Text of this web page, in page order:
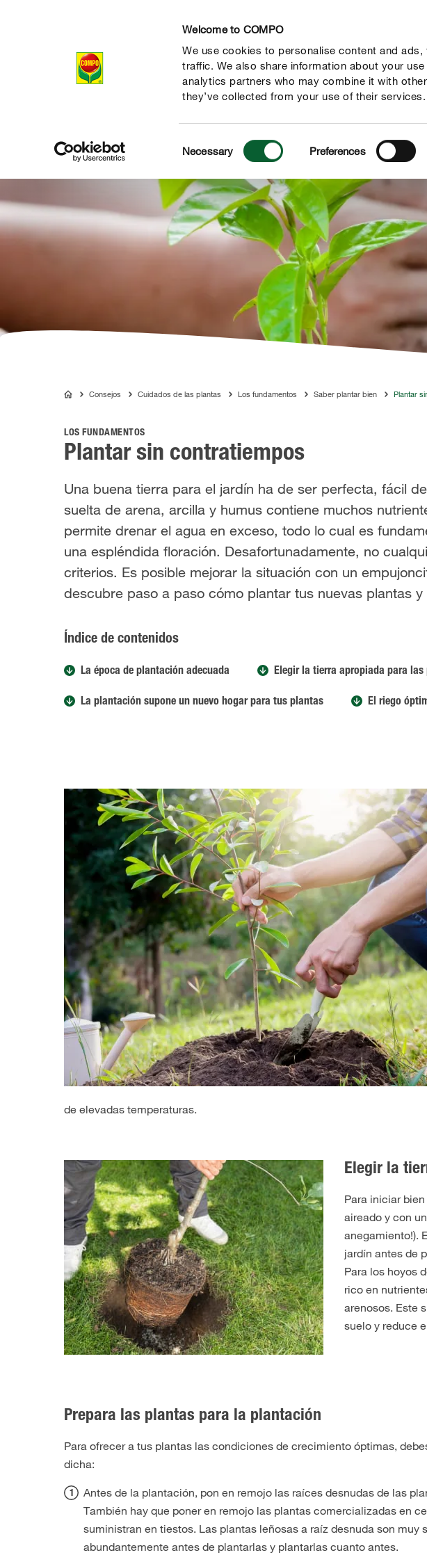
Welcome to COMPO
We use cookies to personalise content and
traffic. We also share information about your
analytics partners who may combine it with
they’ve collected from your use of their services.
Selection
Necessary Preferences
Productos Consejos Mundo Compo
COMPOConsejos Cuidados de las plantas Los fundamentos Saber plantar bien Plantar
LOS FUNDAMENTOS
Plantar sin contratiempos
Una buena tierra para el jardín ha de ser perfecta, fácil
suelta de arena, arcilla y humus contiene muchos
permite drenar el agua en exceso, todo lo cual es
una espléndida floración. Desafortunadamente, no
criterios. Es posible mejorar la situación con un
descubre paso a paso cómo plantar tus nuevas plantas
Índice de contenidos
La época de plantación adecuada Elegir la tierra apropiada para las
La plantación supone un nuevo hogar para tus plantas El riego
de elevadas temperaturas.
Elegir la
Para iniciar
aireado y con
anegamiento!).
jardín antes de
Para los hoyos
rico en
arenosos. Este
suelo y reduce
Prepara las plantas para la plantación
Para ofrecer a tus plantas las condiciones de crecimiento óptimas,
dicha:
Antes de la plantación, pon en remojo las raíces desnudas de las
También hay que poner en remojo las plantas comercializadas en
suministran en tiestos. Las plantas leñosas a raíz desnuda son
abundantemente antes de plantarlas y plantarlas cuanto antes.